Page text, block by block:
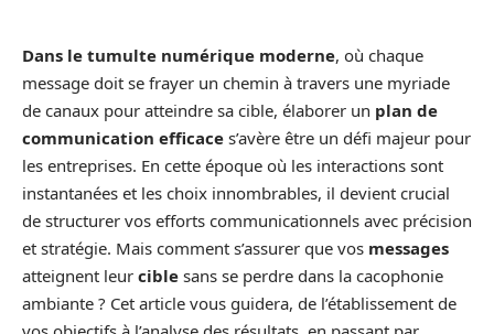
Dans le tumulte numérique moderne, où chaque
message doit se frayer un chemin à travers une myriade
de canaux pour atteindre sa cible, élaborer un plan de
communication efficace s’avère être un défi majeur pour
les entreprises. En cette époque où les interactions sont
instantanées et les choix innombrables, il devient crucial
de structurer vos efforts communicationnels avec précision
et stratégie. Mais comment s’assurer que vos messages
atteignent leur cible sans se perdre dans la cacophonie
ambiante ? Cet article vous guidera, de l’établissement de